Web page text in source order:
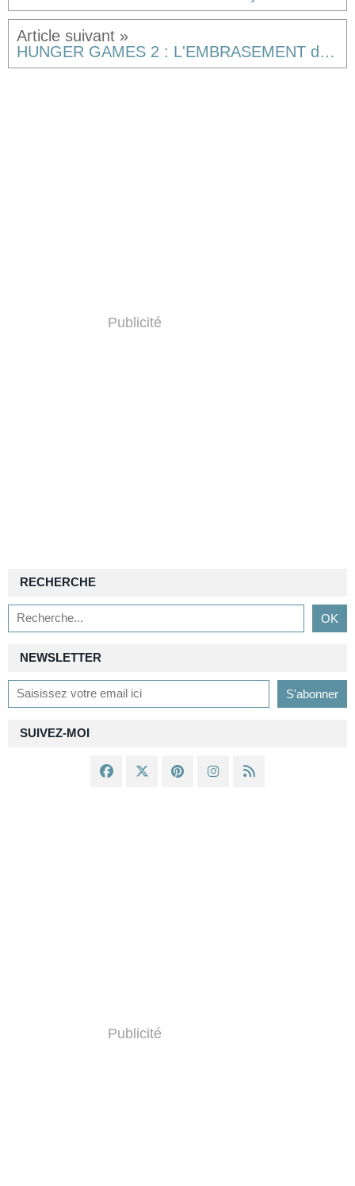
HUNGER GAMES 2 : L'EMBRASEMENT de Francis Lawrence [critique]
Publicité
NEWSLETTER
SUIVEZ-MOI
RECHERCHE
Publicité